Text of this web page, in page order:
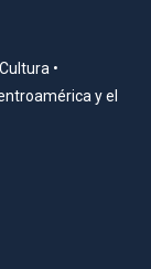
•
y el